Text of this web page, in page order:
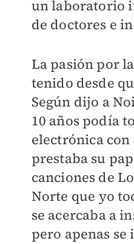
un laboratorio
de doctores e
La pasión por
tenido desde
Según dijo a
10 años podía
electrónica
prestaba su
canciones de
Norte que yo
se acercaba a
pero apenas